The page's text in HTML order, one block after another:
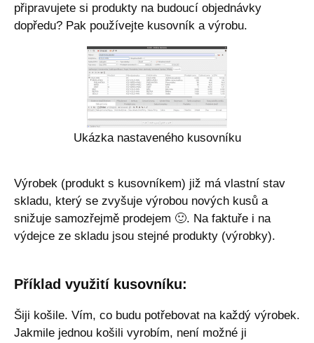
připravujete si produkty na budoucí objednávky
dopředu? Pak používejte kusovník a výrobu.
Ukázka nastaveného kusovníku
Výrobek (produkt s kusovníkem) již má vlastní stav
skladu, který se zvyšuje výrobou nových kusů a
snižuje samozřejmě prodejem 🙂. Na faktuře i na
výdejce ze skladu jsou stejné produkty (výrobky).
Příklad využití kusovníku:
Šiji košile. Vím, co budu potřebovat na každý výrobek.
Jakmile jednou košili vyrobím, není možné ji